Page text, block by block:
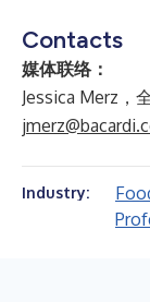
Contacts
媒体联络：
Jessica Merz，
Industry: